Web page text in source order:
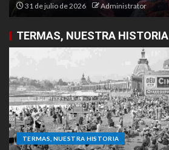
30 de julio de 2026 Administrator
TERMAS, NUESTRA HISTORIA
TERMAS, NUESTRA HISTORIA